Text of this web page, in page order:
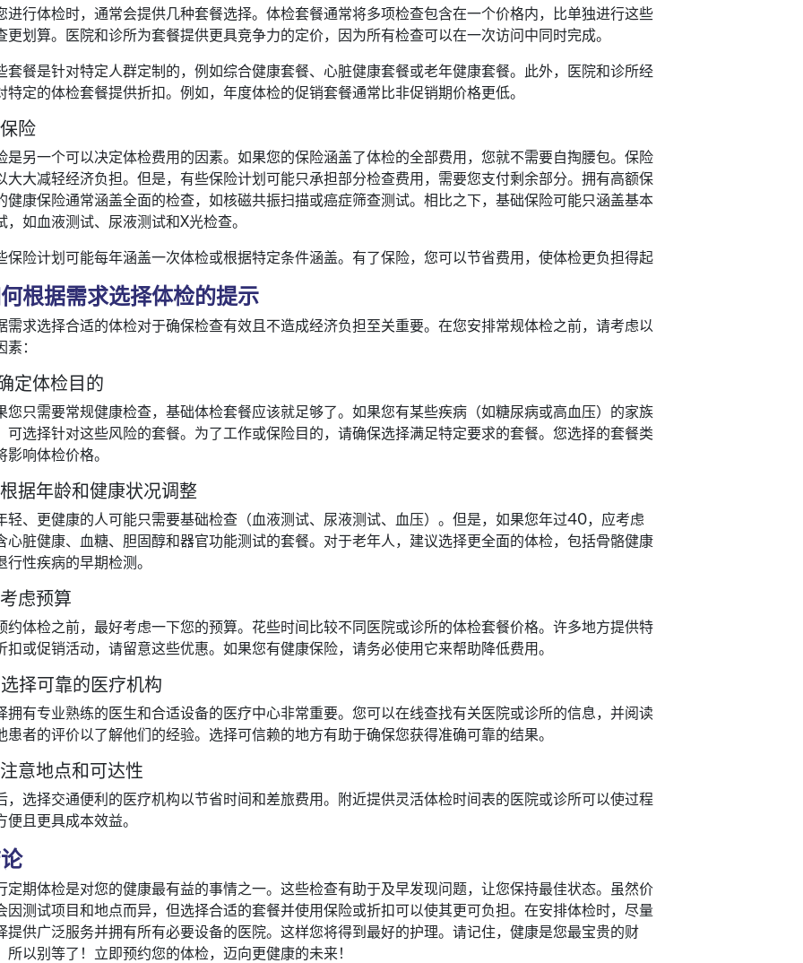
进行体检时，通常会提供几种套餐选择。体检套餐通常将多项检查包含在一个价格内，比单独进行这些
更划算。医院和诊所为套餐提供更具竞争力的定价，因为所有检查可以在一次访问中同时完成。
套餐是针对特定人群定制的，例如综合健康套餐、心脏健康套餐或老年健康套餐。此外，医院和诊所经
特定的体检套餐提供折扣。例如，年度体检的促销套餐通常比非促销期价格更低。
险
是另一个可以决定体检费用的因素。如果您的保险涵盖了体检的全部费用，您就不需要自掏腰包。保险
大大减轻经济负担。但是，有些保险计划可能只承担部分检查费用，需要您支付剩余部分。拥有高额保
健康保险通常涵盖全面的检查，如核磁共振扫描或癌症筛查测试。相比之下，基础保险可能只涵盖基本
，如血液测试、尿液测试和X光检查。
保险计划可能每年涵盖一次体检或根据特定条件涵盖。有了保险，您可以节省费用，使体检更负担得起
根据需求选择体检的提示
需求选择合适的体检对于确保检查有效且不造成经济负担至关重要。在您安排常规体检之前，请考虑以
：
定体检目的
您只需要常规健康检查，基础体检套餐应该就足够了。如果您有某些疾病（如糖尿病或高血压）的家族
可选择针对这些风险的套餐。为了工作或保险目的，请确保选择满足特定要求的套餐。您选择的套餐类
影响体检价格。
据年龄和健康状况调整
轻、更健康的人可能只需要基础检查（血液测试、尿液测试、血压）。但是，如果您年过40，应考虑
心脏健康、血糖、胆固醇和器官功能测试的套餐。对于老年人，建议选择更全面的体检，包括骨骼健康
行性疾病的早期检测。
虑预算
约体检之前，最好考虑一下您的预算。花些时间比较不同医院或诊所的体检套餐价格。许多地方提供特
扣或促销活动，请留意这些优惠。如果您有健康保险，请务必使用它来帮助降低费用。
择可靠的医疗机构
拥有专业熟练的医生和合适设备的医疗中心非常重要。您可以在线查找有关医院或诊所的信息，并阅读
患者的评价以了解他们的经验。选择可信赖的地方有助于确保您获得准确可靠的结果。
意地点和可达性
，选择交通便利的医疗机构以节省时间和差旅费用。附近提供灵活体检时间表的医院或诊所可以使过程
便且更具成本效益。
定期体检是对您的健康最有益的事情之一。这些检查有助于及早发现问题，让您保持最佳状态。虽然价
因测试项目和地点而异，但选择合适的套餐并使用保险或折扣可以使其更可负担。在安排体检时，尽量
提供广泛服务并拥有所有必要设备的医院。这样您将得到最好的护理。请记住，健康是您最宝贵的财
所以别等了！立即预约您的体检，迈向更健康的未来！